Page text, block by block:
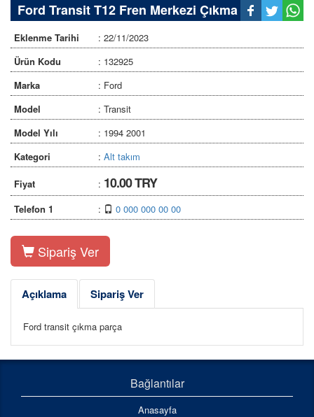
Ford Transit T12 Fren Merkezi Çıkma
Eklenme Tarihi
: 22/11/2023
Ürün Kodu
: 132925
Marka
: Ford
Model
: Transit
Model Yılı
: 1994 2001
Kategori
: Alt takım
Fiyat : 10.00 TRY
Telefon 1 : 0 000 000 00 00
Sipariş Ver
Açıklama Sipariş Ver
Ford transit çıkma parça
Bağlantılar
Anasayfa